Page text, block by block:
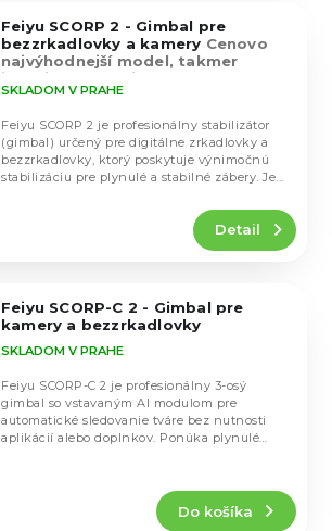
Feiyu SCORP 2 - Gimbal pre
bezzrkadlovky a kamery Cenovo
najvýhodnejší model, takmer
identický so sériou Scorp 3
SKLADOM V PRAHE
Detail
Feiyu SCORP 2 je profesionálny stabilizátor
(gimbal) určený pre digitálne zrkadlovky a
bezzrkadlovky, ktorý poskytuje výnimočnú
stabilizáciu pre plynulé a stabilné zábery. Je...
Feiyu SCORP-C 2 - Gimbal pre
kamery a bezzrkadlovky
SKLADOM V PRAHE
Do košíka
Feiyu SCORP-C 2 je profesionálny 3-osý
gimbal so vstavaným AI modulom pre
automatické sledovanie tváre bez nutnosti
aplikácií alebo doplnkov. Ponúka plynulé